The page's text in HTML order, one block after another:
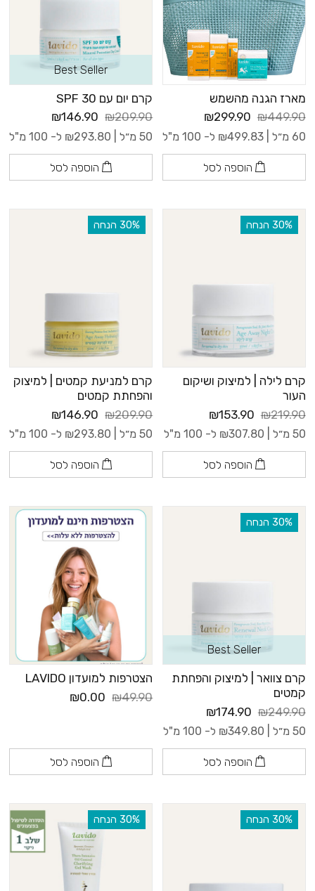
מארז הגנה מהשמש
₪449.90
₪299.90
60 מ״ל | ₪499.83 ל- 100 מ"ל
הוספה לסל
Best Seller
קרם יום עם 30 SPF
₪209.90
₪146.90
50 מ״ל | ₪293.80 ל- 100 מ"ל
הוספה לסל
‫30% הנחה
קרם לילה | למיצוק ושיקום
העור
₪219.90
₪153.90
50 מ״ל | ₪307.80 ל- 100 מ"ל
הוספה לסל
‫30% הנחה
קרם למניעת קמטים | למיצוק
והפחתת קמטים
₪209.90
₪146.90
50 מ״ל | ₪293.80 ל- 100 מ"ל
הוספה לסל
‫30% הנחה
Best Seller
קרם צוואר | למיצוק והפחתת
קמטים
₪249.90
₪174.90
50 מ״ל | ₪349.80 ל- 100 מ"ל
הוספה לסל
הצטרפות למועדון LAVIDO
₪49.90
₪0.00
הוספה לסל
‫30% הנחה ‫30% הנחה